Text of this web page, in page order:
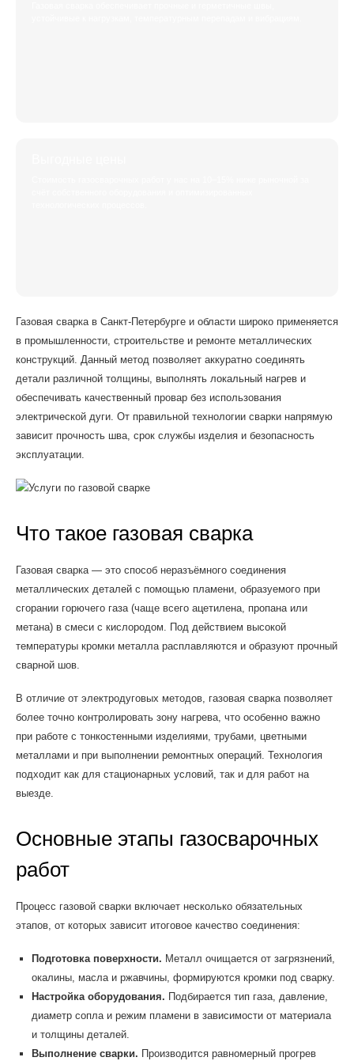
Газовая сварка в Санкт-Петербурге и области широко применяется
в промышленности, строительстве и ремонте металлических
конструкций. Данный метод позволяет аккуратно соединять
детали различной толщины, выполнять локальный нагрев и
обеспечивать качественный провар без использования
электрической дуги. От правильной технологии сварки напрямую
зависит прочность шва, срок службы изделия и безопасность
эксплуатации.
Что такое газовая сварка
Газовая сварка — это способ неразъёмного соединения
металлических деталей с помощью пламени, образуемого при
сгорании горючего газа (чаще всего ацетилена, пропана или
метана) в смеси с кислородом. Под действием высокой
температуры кромки металла расплавляются и образуют прочный
сварной шов.
В отличие от электродуговых методов, газовая сварка позволяет
более точно контролировать зону нагрева, что особенно важно
при работе с тонкостенными изделиями, трубами, цветными
металлами и при выполнении ремонтных операций. Технология
подходит как для стационарных условий, так и для работ на
выезде.
Основные этапы газосварочных
работ
Процесс газовой сварки включает несколько обязательных
этапов, от которых зависит итоговое качество соединения:
Подготовка поверхности. Металл очищается от загрязнений,
окалины, масла и ржавчины, формируются кромки под сварку.
Настройка оборудования. Подбирается тип газа, давление,
диаметр сопла и режим пламени в зависимости от материала
и толщины деталей.
Выполнение сварки. Производится равномерный прогрев